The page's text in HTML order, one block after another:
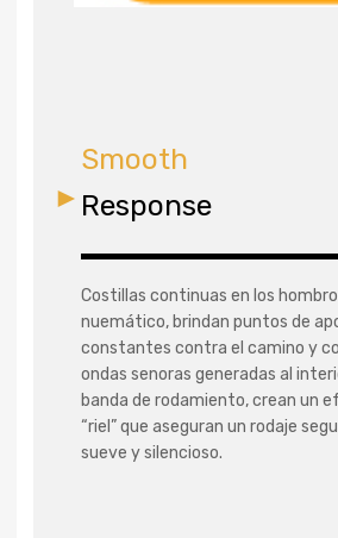
Smooth
Response
Costillas continuas en los
nuemático, brindan puntos de
constantes contra el camino y
ondas senoras generadas al
banda de rodamiento, crean un
“riel” que aseguran un rodaje
sueve y silencioso.